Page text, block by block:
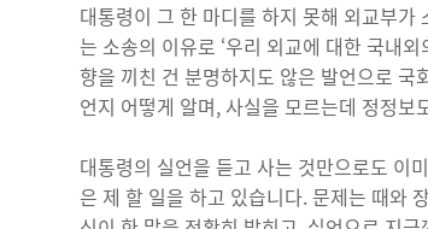
대통령이 그 한 마디를 하지 못해 외교부
는 소송의 이유로 ‘우리 외교에 대한 국내
향을 끼친 건 분명하지도 않은 발언으로
언지 어떻게 알며, 사실을 모르는데 정정보
대통령의 실언을 듣고 사는 것만으로도 이
은 제 할 일을 하고 있습니다. 문제는 때와